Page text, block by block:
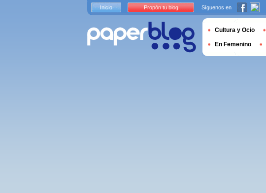
Inicio Propón tu blog Síguenos en
Cultura y Ocio
En Femenino